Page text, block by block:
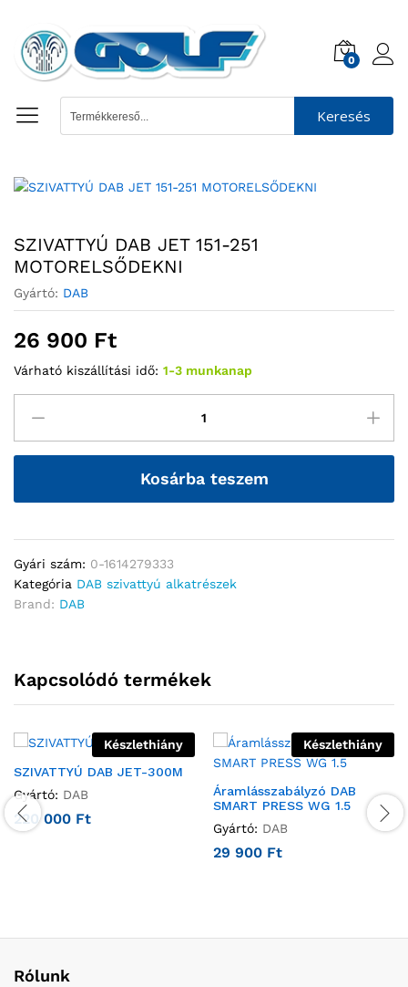
0
Keresés
SZIVATTYÚ DAB JET 151-251
MOTORELSŐDEKNI
Gyártó: DAB
26 900 Ft
Várható kiszállítási idő: 1-3 munkanap
Kosárba teszem
Gyári szám: 0-1614279333
Kategória DAB szivattyú alkatrészek
Brand: DAB
Kapcsolódó termékek
Készlethiány
SZIVATTYÚ DAB JET-300M
Gyártó: DAB
220 000 Ft
Készlethiány
Áramlásszabályzó DAB
SMART PRESS WG 1.5
Gyártó: DAB
29 900 Ft
Rólunk